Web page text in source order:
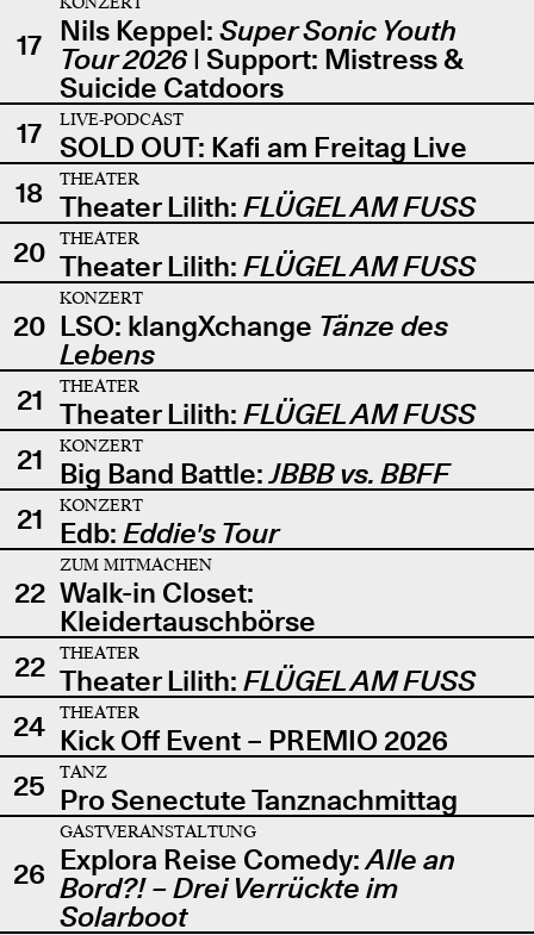
17 Nils Keppel: Super Sonic Youth
Tour 2026| Support: Mistress &
Suicide Catdoors
17
LIVE-PODCAST
SOLD OUT: Kafi am Freitag Live
18
THEATER
Theater Lilith: FLÜGEL AM FUSS
20
THEATER
Theater Lilith: FLÜGEL AM FUSS
20
KONZERT
LSO: klangXchange Tänze des
Lebens
21
THEATER
Theater Lilith: FLÜGEL AM FUSS
21
KONZERT
Big Band Battle:JBBB vs. BBFF
21
KONZERT
Edb: Eddie's Tour
22
ZUM MITMACHEN
Walk-in Closet:
Kleidertauschbörse
22
THEATER
Theater Lilith: FLÜGEL AM FUSS
24
THEATER
Kick Off Event – PREMIO 2026
25
TANZ
Pro Senectute Tanznachmittag
26
GASTVERANSTALTUNG
Explora Reise Comedy:Alle an
Bord?! – Drei Verrückte im
Solarboot